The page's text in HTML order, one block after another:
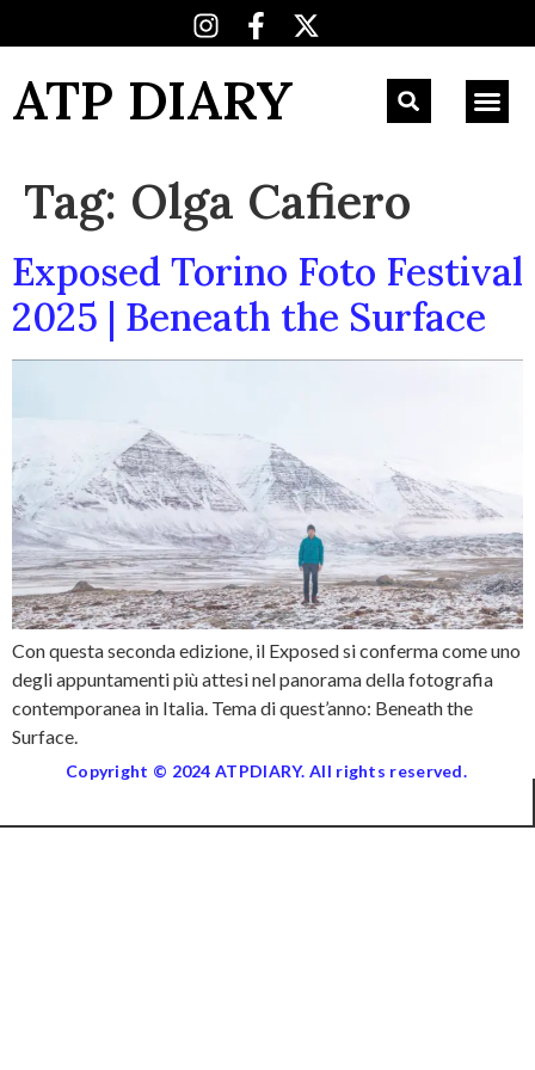
ATP DIARY
Tag: Olga Cafiero
Exposed Torino Foto Festival
2025 | Beneath the Surface
Con questa seconda edizione, il Exposed si conferma come uno
degli appuntamenti più attesi nel panorama della fotografia
contemporanea in Italia. Tema di quest’anno: Beneath the
Surface.
Copyright © 2024 ATPDIARY. All rights reserved.